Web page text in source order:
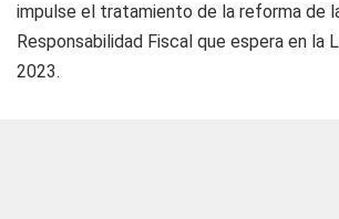
impulse el tratamiento de la reforma de
Responsabilidad Fiscal que espera en la
2023.